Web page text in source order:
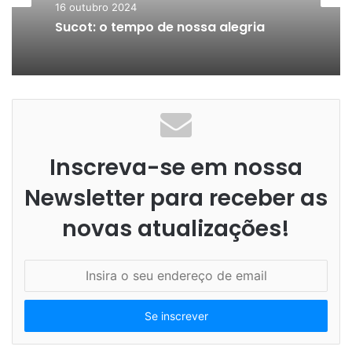
16 outubro 2024
Sucot: o tempo de nossa alegria
Inscreva-se em nossa
Newsletter para receber as
novas atualizações!
s
r